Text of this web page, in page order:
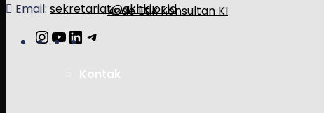
Kode Etik Konsultan KI
Kontak
Email: sekretariat@akhki.or.id
Instagram
YouTube
LinkedIn